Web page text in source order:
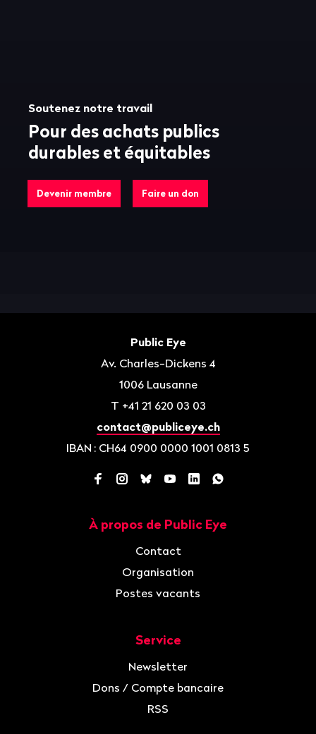
Soutenez notre travail
Pour des achats publics
durables et équitables
Devenir membre Faire un don
Public Eye
Av. Charles-Dickens 4
1006 Lausanne
T +41 21 620 03 03
contact@publiceye.ch
IBAN : CH64 0900 0000 1001 0813 5
Facebook
Instagram
BlueskyYouTube
LinkedInWhatsApp
À propos de Public Eye
Contact
Organisation
Postes vacants
Service
Newsletter
Dons / Compte bancaire
RSS